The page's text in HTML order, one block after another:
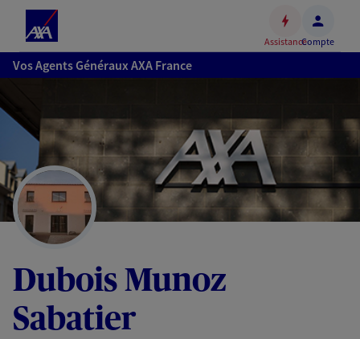
Accéder
au
Accéder
au
pied
de
page
AssistanceCompte
Vos Agents Généraux AXA France
Dubois Munoz
Sabatier